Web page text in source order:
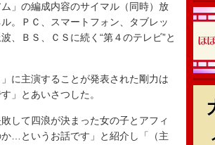
の編成内容のサイマル（同時）放
。ＰＣ、スマートフォン、タブレッ
、ＢＳ、ＣＳに続く“第４のテレビ”と
に主演することが発表された剛力は
」とあいさつした。
して四浪が決まった女の子とアフィ
…というお話です」と紹介し「（主